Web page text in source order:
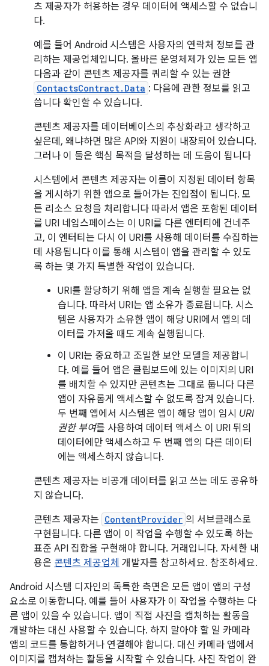
츠 제공자가 허용하는 경우 데이터에 액세스할 수 없습니
다.
예를 들어 Android 시스템은 사용자의 연락처 정보를 관
리하는 제공업체입니다. 올바른 운영체제가 있는 모든 앱
다음과 같이 콘텐츠 제공자를 쿼리할 수 있는 권한
ContactsContract.Data : 다음에 관한 정보를 읽고
씁니다 확인할 수 있습니다.
콘텐츠 제공자를 데이터베이스의 추상화라고 생각하고
싶은데, 왜냐하면 많은 API와 지원이 내장되어 있습니다.
그러나 이 둘은 핵심 목적을 달성하는 데 도움이 됩니다
시스템에서 콘텐츠 제공자는 이름이 지정된 데이터 항목
을 게시하기 위한 앱으로 들어가는 진입점이 됩니다. 모
든 리소스 요청을 처리합니다 따라서 앱은 포함된 데이터
를 URI 네임스페이스는 이 URI를 다른 엔터티에 건네주
고, 이 엔터티는 다시 이 URI를 사용해 데이터를 수집하는
데 사용됩니다 이를 통해 시스템이 앱을 관리할 수 있도
록 하는 몇 가지 특별한 작업이 있습니다.
URI를 할당하기 위해 앱을 계속 실행할 필요는 없
습니다. 따라서 URI는 앱 소유가 종료됩니다. 시스
템은 사용자가 소유한 앱이 해당 URI에서 앱의 데
이터를 가져올 때도 계속 실행됩니다.
이 URI는 중요하고 조밀한 보안 모델을 제공합니
다. 예를 들어 앱은 클립보드에 있는 이미지의 URI
를 배치할 수 있지만 콘텐츠는 그대로 둡니다 다른
앱이 자유롭게 액세스할 수 없도록 잠겨 있습니다.
두 번째 앱에서 시스템은 앱이 해당 앱이 임시 URI
권한 부여를 사용하여 데이터 액세스 이 URI 뒤의
데이터에만 액세스하고 두 번째 앱의 다른 데이터
에는 액세스하지 않습니다.
콘텐츠 제공자는 비공개 데이터를 읽고 쓰는 데도 공유하
지 않습니다.
콘텐츠 제공자는 ContentProvider 의 서브클래스로
구현됩니다. 다른 앱이 이 작업을 수행할 수 있도록 하는
표준 API 집합을 구현해야 합니다. 거래입니다. 자세한 내
용은 콘텐츠 제공업체 개발자를 참고하세요. 참조하세요.
Android 시스템 디자인의 독특한 측면은 모든 앱이 앱의 구성
요소로 이동합니다. 예를 들어 사용자가 이 작업을 수행하는 다
른 앱이 있을 수 있습니다. 앱이 직접 사진을 캡처하는 활동을
개발하는 대신 사용할 수 있습니다. 하지 말아야 할 일 카메라
앱의 코드를 통합하거나 연결해야 합니다. 대신 카메라 앱에서
이미지를 캡처하는 활동을 시작할 수 있습니다. 사진 작업이 완